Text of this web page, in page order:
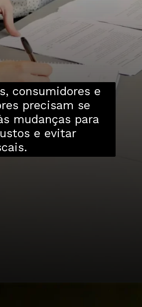
consumidores e
precisam se
mudanças para
e evitar